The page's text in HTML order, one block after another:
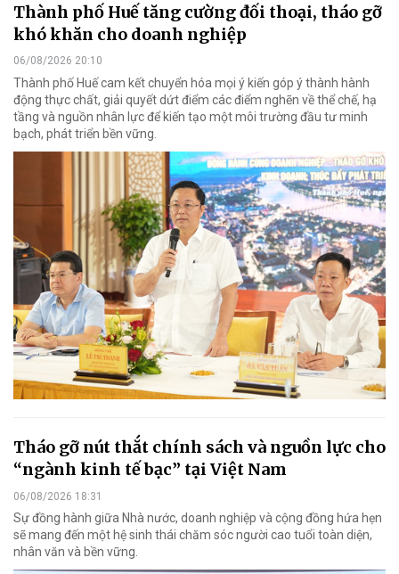
Thành phố Huế tăng cường đối thoại, tháo gỡ
khó khăn cho doanh nghiệp
06/08/2026 20:10
Thành phố Huế cam kết chuyển hóa mọi ý kiến góp ý thành hành
động thực chất, giải quyết dứt điểm các điểm nghẽn về thể chế, hạ
tầng và nguồn nhân lực để kiến tạo một môi trường đầu tư minh
bạch, phát triển bền vững.
Tháo gỡ nút thắt chính sách và nguồn lực cho
“ngành kinh tế bạc” tại Việt Nam
06/08/2026 18:31
Sự đồng hành giữa Nhà nước, doanh nghiệp và cộng đồng hứa hẹn
sẽ mang đến một hệ sinh thái chăm sóc người cao tuổi toàn diện,
nhân văn và bền vững.